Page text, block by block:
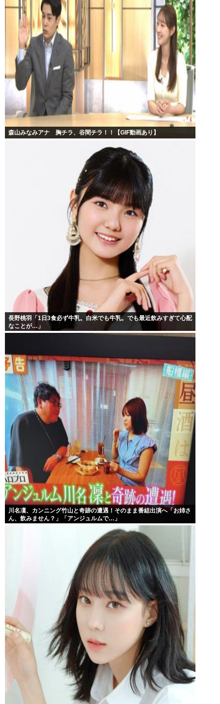
森山みなみアナ 胸チラ、谷間チラ！！【GIF動画あり】
長野桃羽「1日3食必ず牛乳。白米でも牛乳。でも最近飲みすぎて心配
なことが…」
川名凜、カンニング竹山と奇跡の遭遇！そのまま番組出演へ「お姉さ
ん、飲みません？」「アンジュルムで…」